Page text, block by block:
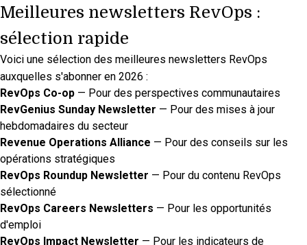
Meilleures newsletters RevOps :
sélection rapide
Voici une sélection des meilleures newsletters RevOps
auxquelles s'abonner en 2026 :
RevOps Co-op — Pour des perspectives communautaires
RevGenius Sunday Newsletter — Pour des mises à jour
hebdomadaires du secteur
Revenue Operations Alliance — Pour des conseils sur les
opérations stratégiques
RevOps Roundup Newsletter — Pour du contenu RevOps
sélectionné
RevOps Careers Newsletters — Pour les opportunités
d'emploi
RevOps Impact Newsletter — Pour les indicateurs de